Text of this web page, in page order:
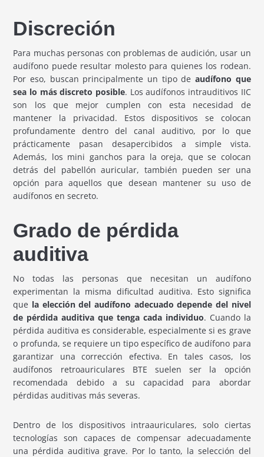
Discreción
Para muchas personas con problemas de audición, usar un
audífono puede resultar molesto para quienes los rodean.
Por eso, buscan principalmente un tipo de audífono que
sea lo más discreto posible. Los audífonos intrauditivos IIC
son los que mejor cumplen con esta necesidad de
mantener la privacidad. Estos dispositivos se colocan
profundamente dentro del canal auditivo, por lo que
prácticamente pasan desapercibidos a simple vista.
Además, los mini ganchos para la oreja, que se colocan
detrás del pabellón auricular, también pueden ser una
opción para aquellos que desean mantener su uso de
audífonos en secreto.
Grado de pérdida
auditiva
No todas las personas que necesitan un audífono
experimentan la misma dificultad auditiva. Esto significa
que la elección del audífono adecuado depende del nivel
de pérdida auditiva que tenga cada individuo. Cuando la
pérdida auditiva es considerable, especialmente si es grave
o profunda, se requiere un tipo específico de audífono para
garantizar una corrección efectiva. En tales casos, los
audífonos retroauriculares BTE suelen ser la opción
recomendada debido a su capacidad para abordar
pérdidas auditivas más severas.
Dentro de los dispositivos intraauriculares, solo ciertas
tecnologías son capaces de compensar adecuadamente
una pérdida auditiva grave. Por lo tanto, la selección del